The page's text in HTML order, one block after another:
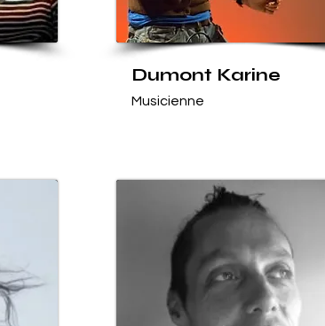
Dumont Karine
Musicienne